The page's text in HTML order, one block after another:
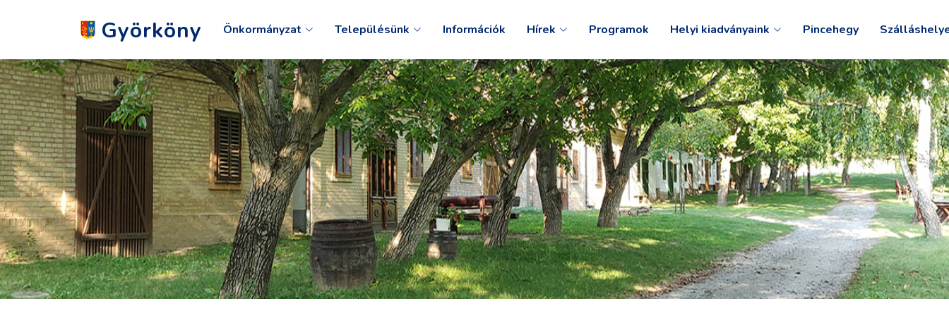
Györköny Önkormányzat Településünk Információk Hírek Programok Helyi kiadványaink Pincehegy